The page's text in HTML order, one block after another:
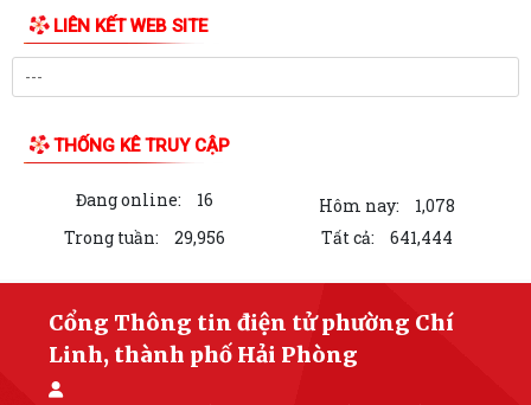
HỘI NGHỊ TẬP HUẨN TRIỀN KHAI THỦ TỤC HÀNH CHÍNH CỦA ĐẢNG
TRÊN MÔI TRƯỜNG ĐIỆN TỬ (GIAI ĐOẠN 2)
TẬP, QUÁN TRIỆT VÀ TRIỂN KHAI THỰC HIỆN NGHỊ...
QUY ĐỊNH NHỮNG ĐIỀU ĐẢNG VIÊN KHÔNG ĐƯỢC...
MƯỜNG THANH"
Lịch công tác của Thường trực HĐND, lãnh đạo UBND phường tuần 31
KỶ NIỆM 79 NĂM NGÀY THƯƠNG BINH - LIỆT SĨ (27/7/1947 -
THƯ VIỆN ẢNH
LIÊN KẾT WEB SITE